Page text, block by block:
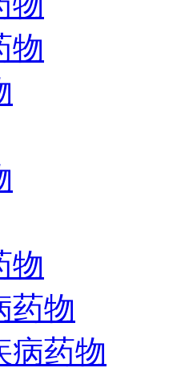
物
物
药物
病药物